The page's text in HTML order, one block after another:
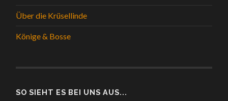
Über die Krüsellinde
Könige & Bosse
SO SIEHT ES BEI UNS AUS...